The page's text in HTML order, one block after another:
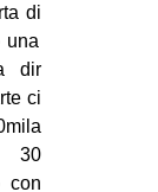
di
una
dir
ci
30
con